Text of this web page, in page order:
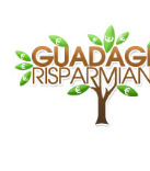
contenuto